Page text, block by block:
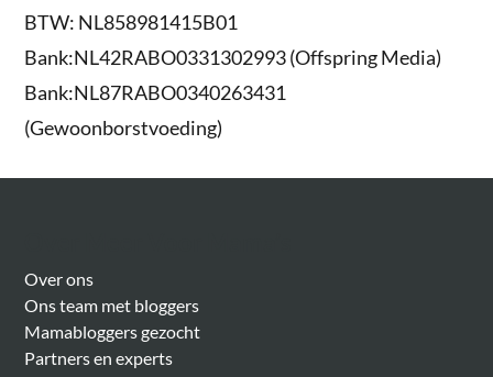
BTW: NL858981415B01
Bank:NL42RABO0331302993 (Offspring Media)
Bank:NL87RABO0340263431
(Gewoonborstvoeding)
Over ons
Ons team met bloggers
Mamabloggers gezocht
Partners en experts